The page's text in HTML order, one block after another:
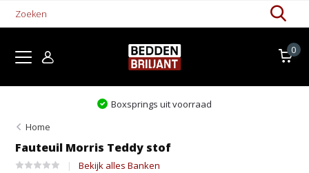
0
Levertijd 1-5 werkdagen
Home
Fauteuil Morris Teddy stof
Bekijk alles Banken